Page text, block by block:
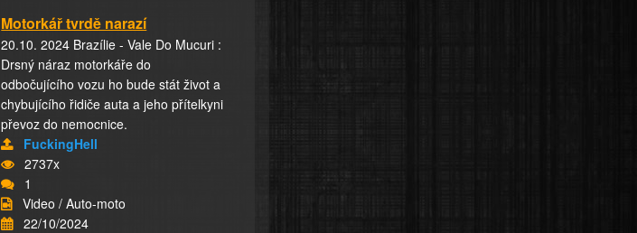
Motorkář tvrdě narazí
20.10. 2024 Brazílie - Vale Do Mucuri :
Drsný náraz motorkáře do
odbočujícího vozu ho bude stát život a
chybujícího řidiče auta a jeho přítelkyni
převoz do nemocnice.
FuckingHell
2737x
1
Video / Auto-moto
22/10/2024